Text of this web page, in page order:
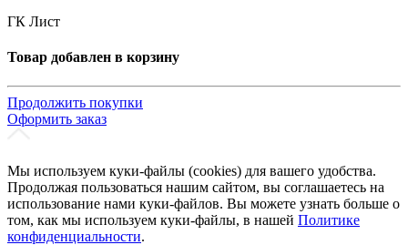
ГК Лист
Товар добавлен в корзину
Продолжить покупки
Оформить заказ
Мы используем куки-файлы (cookies) для вашего удобства.
Продолжая пользоваться нашим сайтом, вы соглашаетесь на
использование нами куки-файлов. Вы можете узнать больше о
том, как мы используем куки-файлы, в нашей Политике
конфиденциальности.